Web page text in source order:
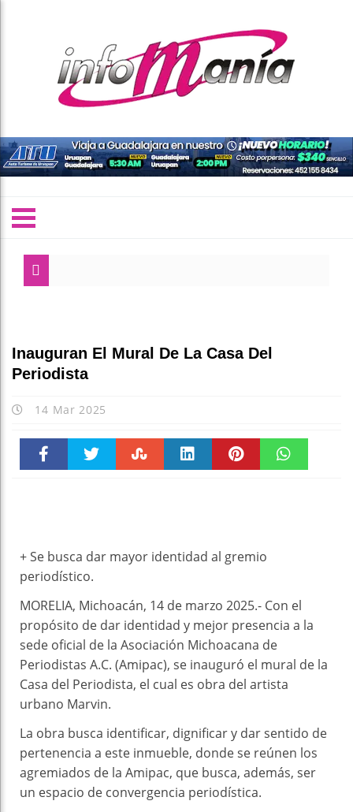
Inauguran El Mural De La Casa Del
Periodista
14 Mar 2025
+ Se busca dar mayor identidad al gremio
periodístico.
MORELIA, Michoacán, 14 de marzo 2025.- Con el
propósito de dar identidad y mejor presencia a la
sede oficial de la Asociación Michoacana de
Periodistas A.C. (Amipac), se inauguró el mural de la
Casa del Periodista, el cual es obra del artista
urbano Marvin.
La obra busca identificar, dignificar y dar sentido de
pertenencia a este inmueble, donde se reúnen los
agremiados de la Amipac, que busca, además, ser
un espacio de convergencia periodística.